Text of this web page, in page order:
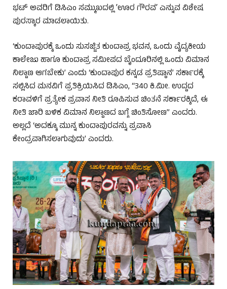
ಭಟ್ ಅವರಿಗೆ ಡಿಸಿಎಂ ಸಮ್ಮುಖದಲ್ಲಿ ʼಊರ ಗೌರವʼ ಎನ್ನುವ ವಿಶೇಷ
ಪುರಸ್ಕಾರ ಮಾಡಲಾಯಿತು.
‘ಕುಂದಾಪುರಕ್ಕೆ ಒಂದು ಸುಸಜ್ಜಿತ ಕುಂದಾಪ್ರ ಭವನ, ಒಂದು ವೈದ್ಯಕೀಯ
ಕಾಲೇಜು ಹಾಗೂ ಕುಂದಾಪ್ರ ಸಮೀಪದ ಬೈಂದೂರಿನಲ್ಲಿ ಒಂದು ವಿಮಾನ
ನಿಲ್ದಾಣ ಆಗಬೇಕು’ ಎಂದು ‘ಕುಂದಾಪುರ ಕನ್ನಡ ಪ್ರತಿಷ್ಠಾನ’ ಸರ್ಕಾರಕ್ಕೆ
ಸಲ್ಲಿಸಿದ ಮನವಿಗೆ ಪ್ರತಿಕ್ರಿಯಿಸಿದ ಡಿಸಿಎಂ, “340 ಕಿ.ಮೀ. ಉದ್ದದ
ಕರಾವಳಿಗೆ ಪ್ರತ್ಯೇಕ ಪ್ರವಾಸ ನೀತಿ ರೂಪಿಸುವ ಚಿಂತನೆ ಸರ್ಕಾರಕ್ಕಿದೆ, ಈ
ನೀತಿ ಜಾರಿ ಬಳಿಕ ವಿಮಾನ ನಿಲ್ದಾಣದ ಬಗ್ಗೆ ಚಿಂತಿಸೋಣ” ಎಂದರು.
ಅಲ್ಲದೆ ‘ಅದಕ್ಕೂ ಮುನ್ನ ಕುಂದಾಪುರವನ್ನು ಪ್ರವಾಸಿ
ಕೇಂದ್ರವಾಗಿಸಲಾಗುವುದು’ ಎಂದರು.